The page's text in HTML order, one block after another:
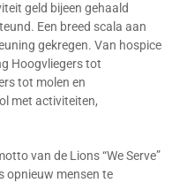
geld bijeen gehaald
Een breed scala aan
gekregen. Van hospice
Hoogvliegers tot
tot molen en
met activiteiten,
van de Lions “We Serve”
opnieuw mensen te